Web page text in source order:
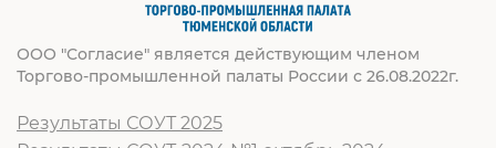
ООО "Согласие" является действующим членом
Торгово-промышленной палаты России с 26.08.2022г.
Результаты СОУТ 2025